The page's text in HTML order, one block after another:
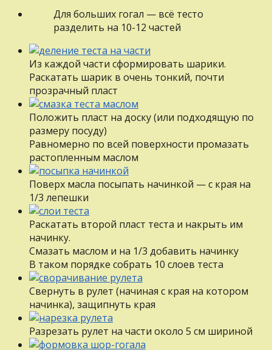
Для больших гогал — всё тесто
разделить на 10-12 частей
Из каждой части сформировать шарики.
Раскатать шарик в очень тонкий, почти
прозрачный пласт
Положить пласт на доску (или подходящую по
размеру посуду)
Равномерно по всей поверхности промазать
растопленным маслом
Поверх масла посыпать начинкой — с края на
1/3 лепешки
Раскатать второй пласт теста и накрыть им
начинку.
Смазать маслом и на 1/3 добавить начинку
В таком порядке собрать 10 слоев теста
Свернуть в рулет (начиная с края на котором
начинка), защипнуть края
Разрезать рулет на части около 5 см шириной